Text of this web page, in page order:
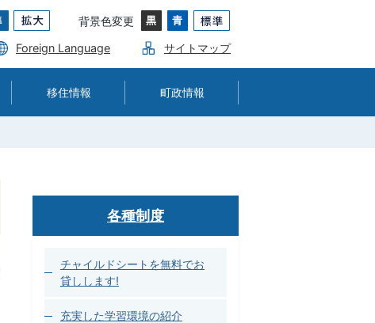
背景色変更
Foreign Language サイトマップ
移住情報 町政情報
各種制度
チャイルドシートを無料でお
貸しします!
充実した学習環境の紹介